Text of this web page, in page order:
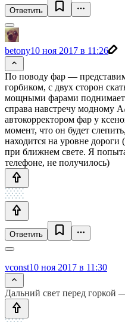
Ответить
betony10 ноя 2017 в 11:26
По поводу фар —
горбиком, с двух сторон
мощными фарами
справа навстречу модному
автокорректором фар у
момент, что он будет
находится на уровне
при ближнем свете. Я
телефоне, не получилось)
Ответить
vconst10 ноя 2017 в 11:30
Дальний свет перед